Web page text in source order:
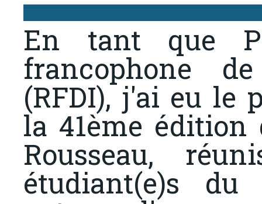
En tant que
francophone
(RFDI), j'ai eu le
la 41ème édition
Rousseau,
étudiant(e)s du